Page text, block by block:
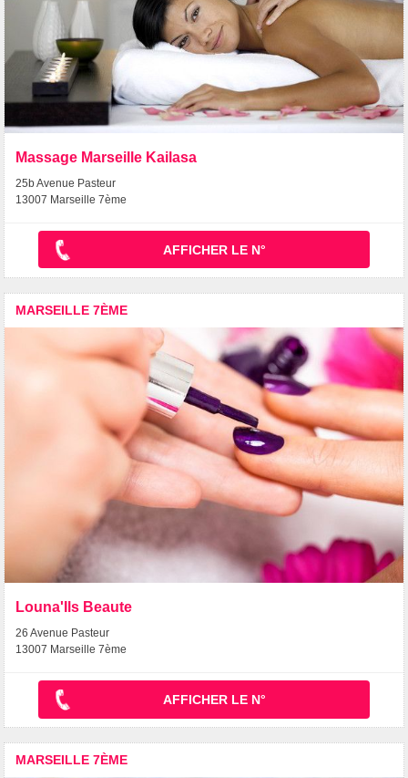
Massage Marseille Kailasa
25b Avenue Pasteur
13007 Marseille 7ème
AFFICHER LE N°
MARSEILLE 7ÈME
Louna'Ils Beaute
26 Avenue Pasteur
13007 Marseille 7ème
AFFICHER LE N°
MARSEILLE 7ÈME